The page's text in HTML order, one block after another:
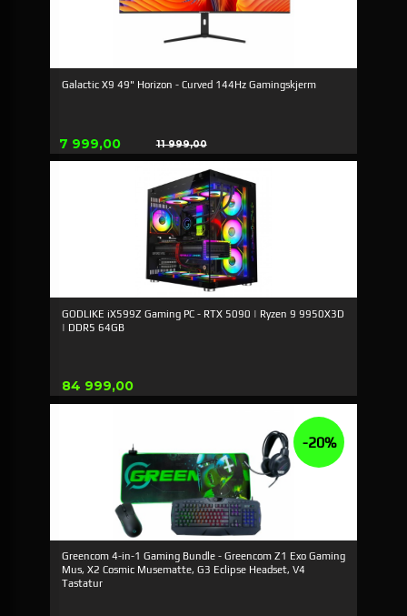
Galactic X9 49" Horizon - Curved 144Hz Gamingskjerm
Tilbud
7 999,00 11 999,00
Rabatt
GODLIKE iX599Z Gaming PC - RTX 5090 | Ryzen 9 9950X3D
| DDR5 64GB
Pris
84 999,00
Greencom 4-in-1 Gaming Bundle - Greencom Z1 Exo Gaming
Mus, X2 Cosmic Musematte, G3 Eclipse Headset, V4
Tastatur
-20%